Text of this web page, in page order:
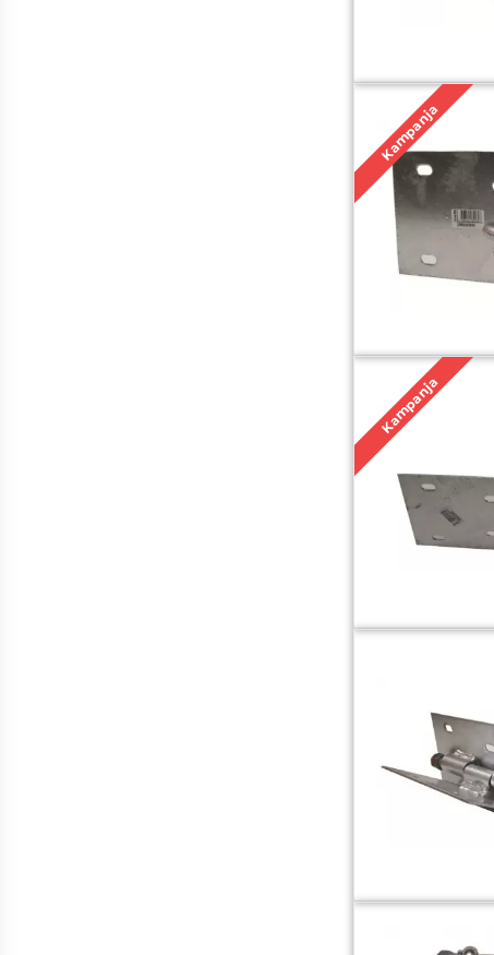
Kampanja
Kampanja